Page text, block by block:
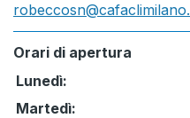
Orari di apertura
Giorno
Time
slot
Commento
Lunedì:
Martedì: